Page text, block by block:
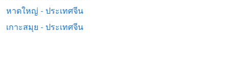
หาดใหญ่ - ประเทศจีน
เกาะสมุย - ประเทศจีน